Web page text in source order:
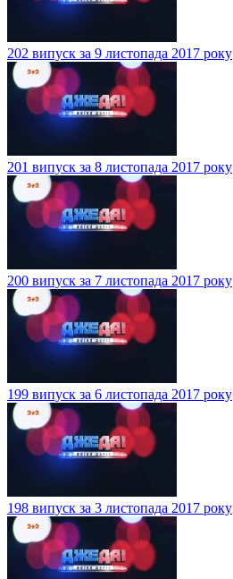
202 випуск за 9 листопада 2017 року
201 випуск за 8 листопада 2017 року
200 випуск за 7 листопада 2017 року
199 випуск за 6 листопада 2017 року
198 випуск за 3 листопада 2017 року